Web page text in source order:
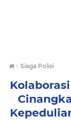
› Siaga Polisi